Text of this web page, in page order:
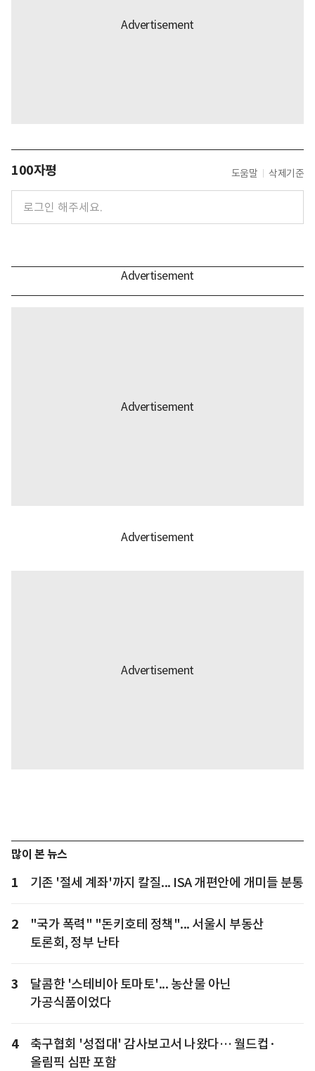
100자평 도움말 삭제기준
많이 본 뉴스
1 기존 '절세 계좌'까지 칼질... ISA 개편안에 개미들 분통
2
"국가 폭력" "돈키호테 정책"... 서울시 부동산
토론회, 정부 난타
3
달콤한 '스테비아 토마토'... 농산물 아닌
가공식품이었다
4
축구협회 '성접대' 감사보고서 나왔다… 월드컵·
올림픽 심판 포함